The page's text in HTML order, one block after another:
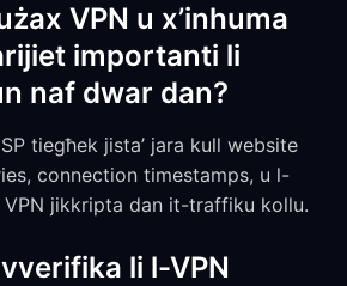
VPN u x’inhuma
importanti li
naf dwar dan?
tiegħek jista’ jara kull website
connection timestamps, u l-
jikkripta dan it-traffiku kollu.
li l-VPN